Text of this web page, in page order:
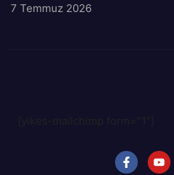
7 Temmuz 2026